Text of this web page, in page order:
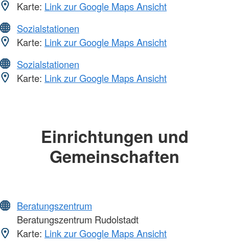
Karte: Link zur Google Maps Ansicht
Sozialstationen
Karte: Link zur Google Maps Ansicht
Sozialstationen
Karte: Link zur Google Maps Ansicht
Einrichtungen und
Gemeinschaften
Beratungszentrum
Beratungszentrum Rudolstadt
Karte: Link zur Google Maps Ansicht